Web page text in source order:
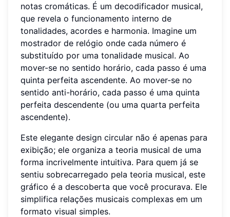
notas cromáticas. É um decodificador musical,
que revela o funcionamento interno de
tonalidades, acordes e harmonia. Imagine um
mostrador de relógio onde cada número é
substituído por uma tonalidade musical. Ao
mover-se no sentido horário, cada passo é uma
quinta perfeita ascendente. Ao mover-se no
sentido anti-horário, cada passo é uma quinta
perfeita descendente (ou uma quarta perfeita
ascendente).
Este elegante design circular não é apenas para
exibição; ele organiza a teoria musical de uma
forma incrivelmente intuitiva. Para quem já se
sentiu sobrecarregado pela teoria musical, este
gráfico é a descoberta que você procurava. Ele
simplifica relações musicais complexas em um
formato visual simples.